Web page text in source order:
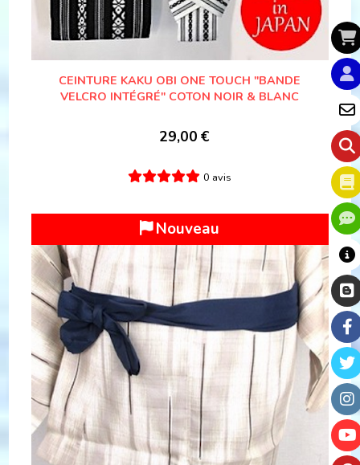
CEINTURE KAKU OBI ONE TOUCH "BANDE
VELCRO INTÉGRÉ" COTON NOIR & BLANC
29,00 €
0 avis
Nouveau